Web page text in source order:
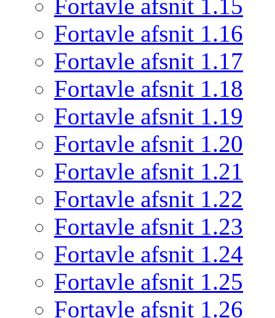
Fortavle afsnit 1.15
Fortavle afsnit 1.16
Fortavle afsnit 1.17
Fortavle afsnit 1.18
Fortavle afsnit 1.19
Fortavle afsnit 1.20
Fortavle afsnit 1.21
Fortavle afsnit 1.22
Fortavle afsnit 1.23
Fortavle afsnit 1.24
Fortavle afsnit 1.25
Fortavle afsnit 1.26